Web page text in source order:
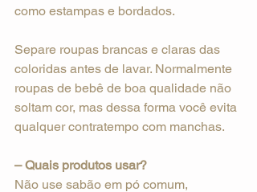
como estampas e bordados.
Separe roupas brancas e claras das
coloridas antes de lavar. Normalmente
roupas de bebê de boa qualidade não
soltam cor, mas dessa forma você evita
qualquer contratempo com manchas.
– Quais produtos usar?
Não use sabão em pó comum,